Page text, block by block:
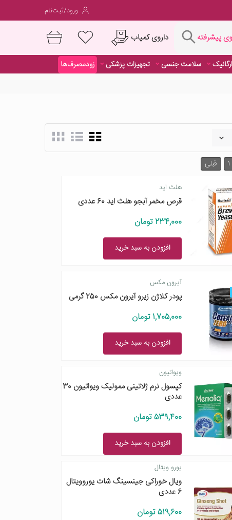
داروی کمیاب
ورود/ثبت‌نام
پیشرفته داروی کمیاب
سلامت جنسی تجهیزات پزشکی
زودمصرف‌ها
قبلی 1
هلث اید
قرص مخمر آبجو هلث اید 60 عددی
234,000 تومان
افزودن به سبد خرید
آیرون مکس
پودر کلاژن زیرو آیرون مکس 250 گرمی
1,705,000 تومان
افزودن به سبد خرید
ویواتیون
کپسول نرم ژلاتینی ممولیک ویواتیون 30
عددی
539,400 تومان
افزودن به سبد خرید
یورو ویتال
ویال خوراکی جینسینگ شات یوروویتال
6 عددی
519,600 تومان